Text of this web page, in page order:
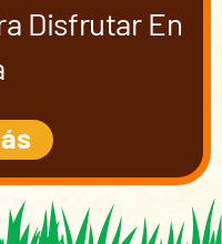
Disfrutar En